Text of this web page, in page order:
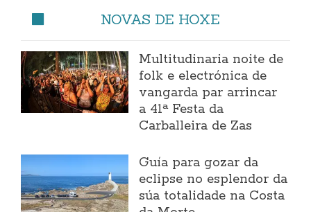
NOVAS DE HOXE
Multitudinaria noite de
folk e electrónica de
vangarda par arrincar
a 41ª Festa da
Carballeira de Zas
Guía para gozar da
eclipse no esplendor da
súa totalidade na Costa